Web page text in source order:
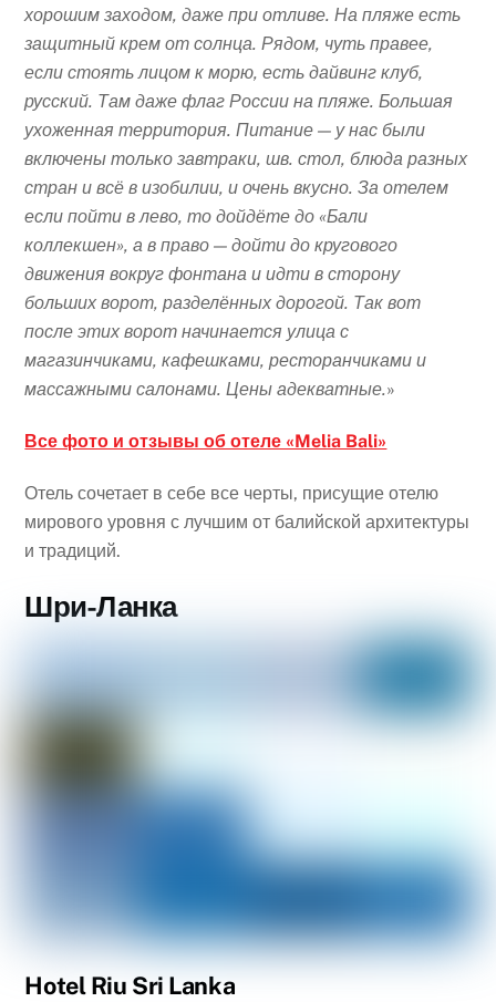
хорошим заходом, даже при отливе. На пляже есть
защитный крем от солнца. Рядом, чуть правее,
если стоять лицом к морю, есть дайвинг клуб,
русский. Там даже флаг России на пляже. Большая
ухоженная территория. Питание — у нас были
включены только завтраки, шв. стол, блюда разных
стран и всё в изобилии, и очень вкусно. За отелем
если пойти в лево, то дойдёте до «Бали
коллекшен», а в право — дойти до кругового
движения вокруг фонтана и идти в сторону
больших ворот, разделённых дорогой. Так вот
после этих ворот начинается улица с
магазинчиками, кафешками, ресторанчиками и
массажными салонами. Цены адекватные.»
Все фото и отзывы об отеле «Melia Bali»
Отель сочетает в себе все черты, присущие отелю
мирового уровня с лучшим от балийской архитектуры
и традиций.
Шри-Ланка
Hotel Riu Sri Lanka